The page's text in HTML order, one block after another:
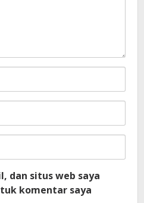
dan situs web saya
komentar saya